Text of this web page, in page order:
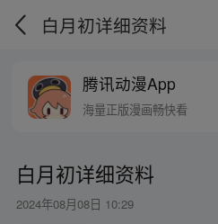
白月初详细资料
腾讯动漫App
海量正版漫画畅快看
白月初详细资料
2024年08月08日 10:29